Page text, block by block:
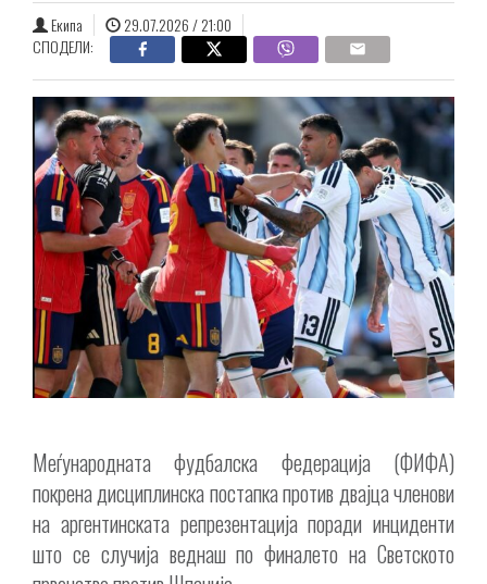
Екипа
29.07.2026 / 21:00
СПОДЕЛИ:
Меѓународната фудбалска федерација (ФИФА)
покрена дисциплинска постапка против двајца членови
на аргентинската репрезентација поради инциденти
што се случија веднаш по финалето на Светското